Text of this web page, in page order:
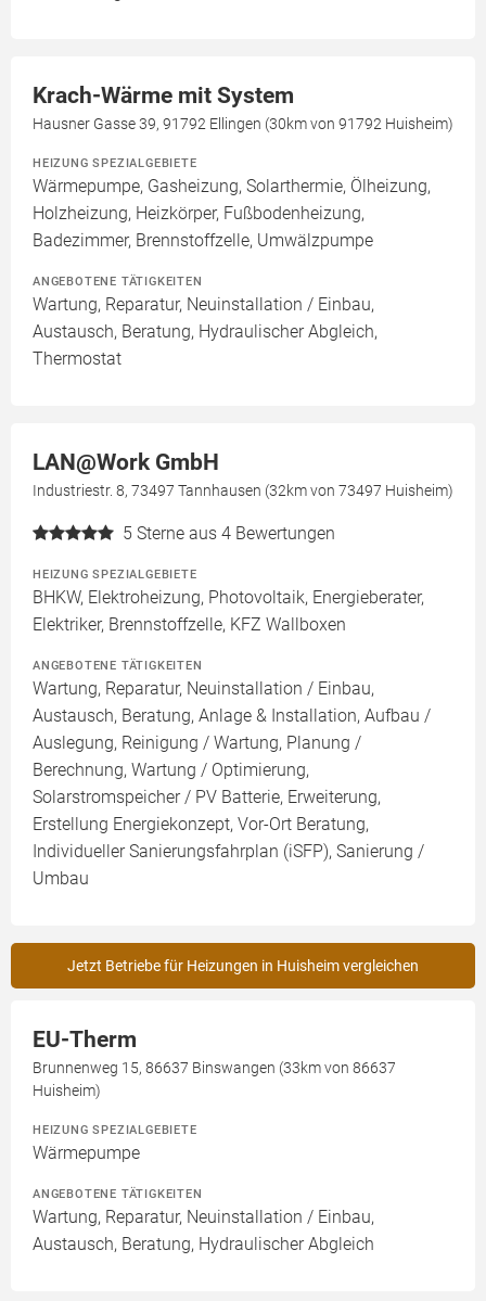
Krach-Wärme mit System
Hausner Gasse 39, 91792 Ellingen (30km von 91792 Huisheim)
HEIZUNG SPEZIALGEBIETE
Wärmepumpe, Gasheizung, Solarthermie, Ölheizung,
Holzheizung, Heizkörper, Fußbodenheizung,
Badezimmer, Brennstoffzelle, Umwälzpumpe
ANGEBOTENE TÄTIGKEITEN
Wartung, Reparatur, Neuinstallation / Einbau,
Austausch, Beratung, Hydraulischer Abgleich,
Thermostat
LAN@Work GmbH
Industriestr. 8, 73497 Tannhausen (32km von 73497 Huisheim)
5 Sterne aus 4 Bewertungen
HEIZUNG SPEZIALGEBIETE
BHKW, Elektroheizung, Photovoltaik, Energieberater,
Elektriker, Brennstoffzelle, KFZ Wallboxen
ANGEBOTENE TÄTIGKEITEN
Wartung, Reparatur, Neuinstallation / Einbau,
Austausch, Beratung, Anlage & Installation, Aufbau /
Auslegung, Reinigung / Wartung, Planung /
Berechnung, Wartung / Optimierung,
Solarstromspeicher / PV Batterie, Erweiterung,
Erstellung Energiekonzept, Vor-Ort Beratung,
Individueller Sanierungsfahrplan (iSFP), Sanierung /
Umbau
Jetzt Betriebe für Heizungen in Huisheim vergleichen
EU-Therm
Brunnenweg 15, 86637 Binswangen (33km von 86637
Huisheim)
HEIZUNG SPEZIALGEBIETE
Wärmepumpe
ANGEBOTENE TÄTIGKEITEN
Wartung, Reparatur, Neuinstallation / Einbau,
Austausch, Beratung, Hydraulischer Abgleich